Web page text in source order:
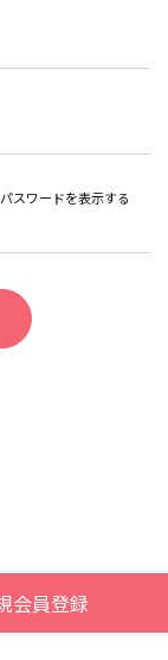
パスワードを表示する